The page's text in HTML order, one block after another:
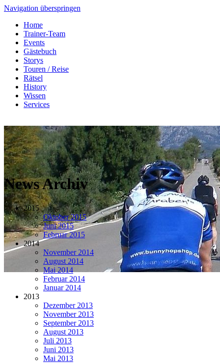
Navigation überspringen
Home
Trainer-Team
Events
Gästebuch
Storys
Touren / Reise
Rätsel
History
Wissen
Services
News Archiv
2015
Oktober 2015
Juni 2015
Februar 2015
2014
November 2014
August 2014
Mai 2014
Februar 2014
Januar 2014
2013
Dezember 2013
November 2013
September 2013
August 2013
Juli 2013
Juni 2013
Mai 2013